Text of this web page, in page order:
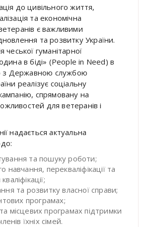
до цивільного життя,
та економічна
є важливими
та розвитку України.
чеської гуманітарної
в біді» (People in Need) в
з Державною службою
реалізує соціальну
спрямовану на
для ветеранів і
надається актуальна
та пошуку роботи;
навчання, перекваліфікації та
та розвитку власної справи;
програмах;
місцевих програмах підтримки
їхніх сімей.